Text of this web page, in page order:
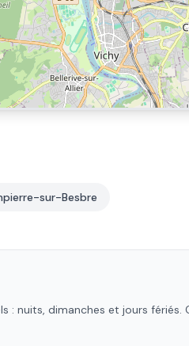
sur-Besbre
: nuits, dimanches et jours fériés.